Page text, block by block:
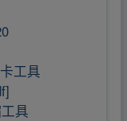
工具
具